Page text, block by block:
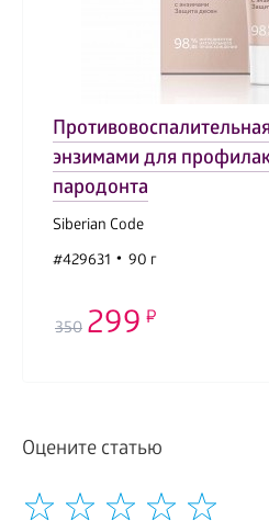
энзимами для
пародонта
Siberian Code
#429631
90 г
350 299
Оцените статью